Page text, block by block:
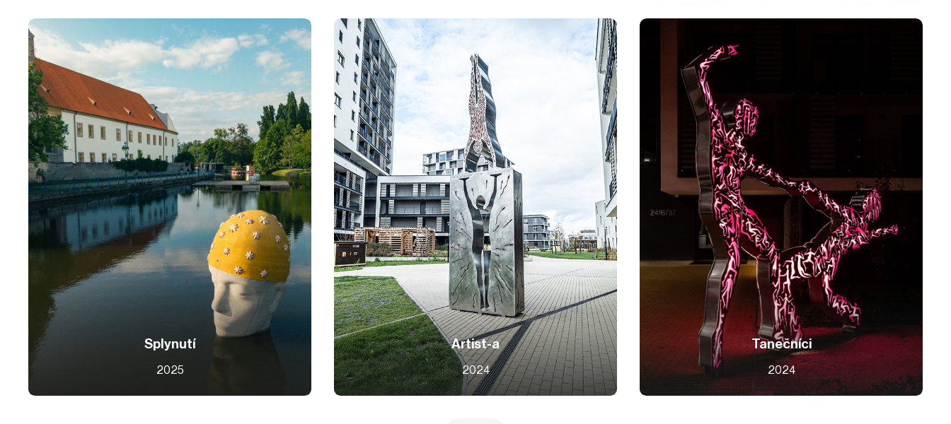
Splynutí
2025
Artist-a
2024
Tanečníci
2024